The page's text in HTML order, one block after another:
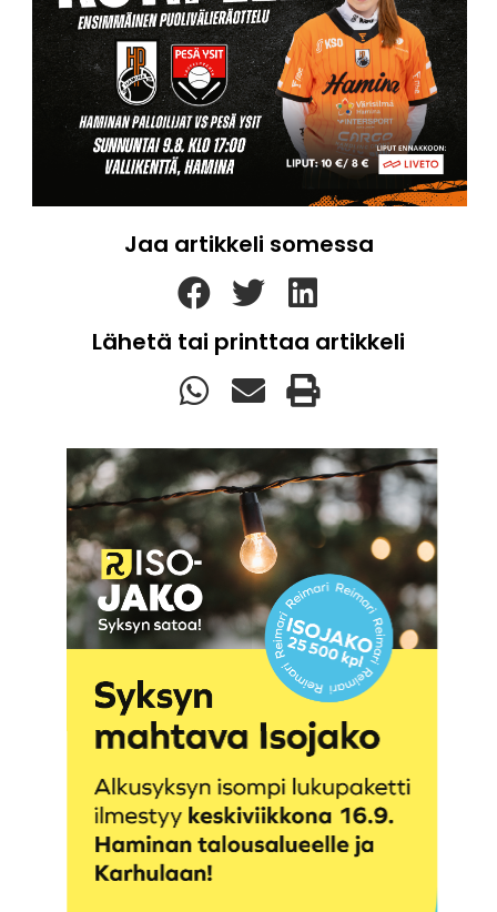
Jaa artikkeli somessa
Lähetä tai printtaa artikkeli